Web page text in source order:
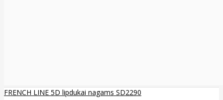
FRENCH LINE 5D lipdukai nagams SD2290